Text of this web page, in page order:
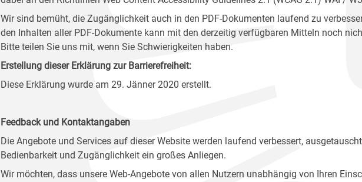
Wir sind bemüht, die Zugänglichkeit auch in den PDF-Dokumenten laufend zu
den Inhalten aller PDF-Dokumente kann mit den derzeitig verfügbaren Mitteln noch
Bitte teilen Sie uns mit, wenn Sie Schwierigkeiten haben.
Erstellung dieser Erklärung zur Barrierefreiheit:
Diese Erklärung wurde am 29. Jänner 2020 erstellt.
Feedback und Kontaktangaben
Die Angebote und Services auf dieser Website werden laufend verbessert,
Bedienbarkeit und Zugänglichkeit ein großes Anliegen.
Wir möchten, dass unsere Web-Angebote von allen Nutzern unabhängig von Ihren